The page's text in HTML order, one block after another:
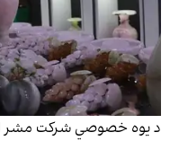
د یوه خصوصي شرکت مشر